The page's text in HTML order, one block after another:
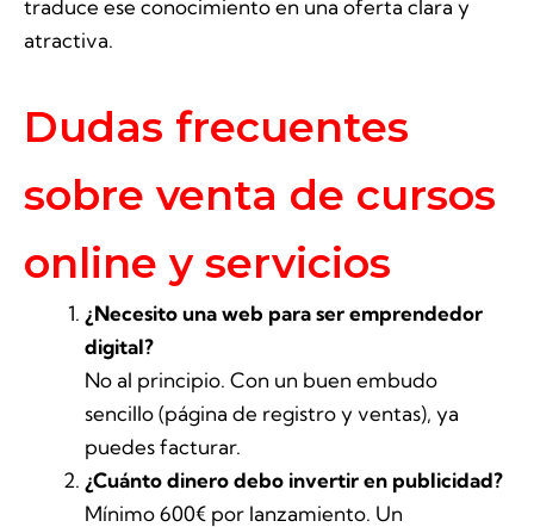
traduce ese conocimiento en una oferta clara y
atractiva.
Dudas frecuentes
sobre venta de cursos
online y servicios
¿Necesito una web para ser emprendedor
digital?
No al principio. Con un buen embudo
sencillo (página de registro y ventas), ya
puedes facturar.
¿Cuánto dinero debo invertir en publicidad?
Mínimo 600€ por lanzamiento. Un